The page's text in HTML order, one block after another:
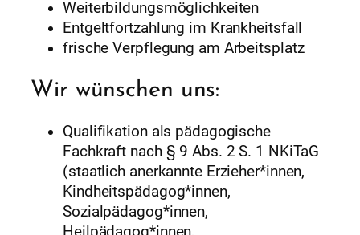
Weiterbildungsmöglichkeiten
Entgeltfortzahlung im Krankheitsfall
frische Verpflegung am Arbeitsplatz
Wir wünschen uns:
Qualifikation als pädagogische
Fachkraft nach § 9 Abs. 2 S. 1 NKiTaG
(staatlich anerkannte Erzieher*innen,
Kindheitspädagog*innen,
Sozialpädagog*innen,